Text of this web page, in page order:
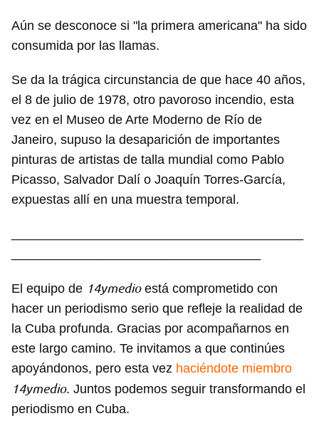
Aún se desconoce si "la primera americana" ha sido
consumida por las llamas.
Se da la trágica circunstancia de que hace 40 años,
el 8 de julio de 1978, otro pavoroso incendio, esta
vez en el Museo de Arte Moderno de Río de
Janeiro, supuso la desaparición de importantes
pinturas de artistas de talla mundial como Pablo
Picasso, Salvador Dalí o Joaquín Torres-García,
expuestas allí en una muestra temporal.
El equipo de 14ymedioestá comprometido con
hacer un periodismo serio que refleje la realidad de
la Cuba profunda. Gracias por acompañarnos en
este largo camino. Te invitamos a que continúes
apoyándonos, pero esta vez haciéndote miembro
14ymedio. Juntos podemos seguir transformando el
periodismo en Cuba.